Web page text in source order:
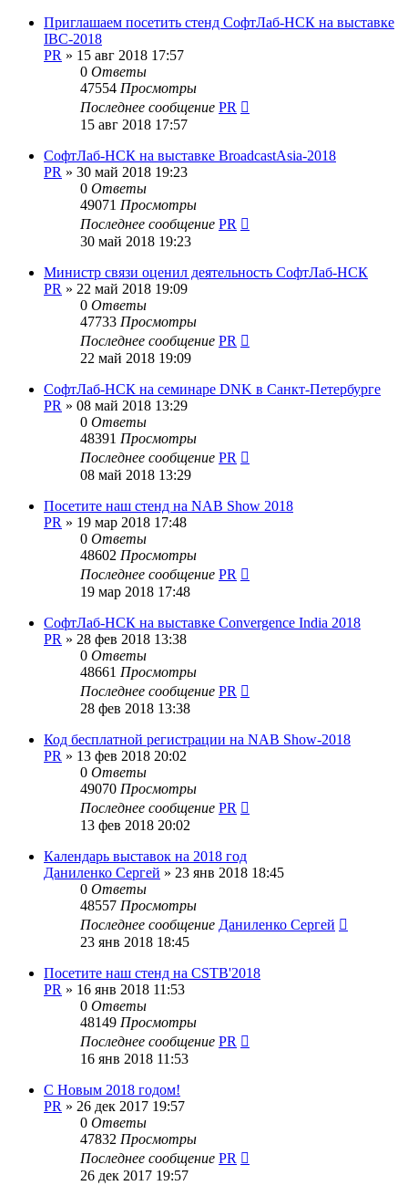
Приглашаем посетить стенд СофтЛаб-НСК на выставке
IBC-2018
PR » 15 авг 2018 17:57
0 Ответы
47554 Просмотры
Последнее сообщение PR
15 авг 2018 17:57
СофтЛаб-НСК на выставке BroadcastAsia-2018
PR » 30 май 2018 19:23
0 Ответы
49071 Просмотры
Последнее сообщение PR
30 май 2018 19:23
Министр связи оценил деятельность СофтЛаб-НСК
PR » 22 май 2018 19:09
0 Ответы
47733 Просмотры
Последнее сообщение PR
22 май 2018 19:09
СофтЛаб-НСК на семинаре DNK в Санкт-Петербурге
PR » 08 май 2018 13:29
0 Ответы
48391 Просмотры
Последнее сообщение PR
08 май 2018 13:29
Посетите наш стенд на NAB Show 2018
PR » 19 мар 2018 17:48
0 Ответы
48602 Просмотры
Последнее сообщение PR
19 мар 2018 17:48
СофтЛаб-НСК на выставке Convergence India 2018
PR » 28 фев 2018 13:38
0 Ответы
48661 Просмотры
Последнее сообщение PR
28 фев 2018 13:38
Код бесплатной регистрации на NAB Show-2018
PR » 13 фев 2018 20:02
0 Ответы
49070 Просмотры
Последнее сообщение PR
13 фев 2018 20:02
Календарь выставок на 2018 год
Даниленко Сергей » 23 янв 2018 18:45
0 Ответы
48557 Просмотры
Последнее сообщение Даниленко Сергей
23 янв 2018 18:45
Посетите наш стенд на CSTB'2018
PR » 16 янв 2018 11:53
0 Ответы
48149 Просмотры
Последнее сообщение PR
16 янв 2018 11:53
С Новым 2018 годом!
PR » 26 дек 2017 19:57
0 Ответы
47832 Просмотры
Последнее сообщение PR
26 дек 2017 19:57